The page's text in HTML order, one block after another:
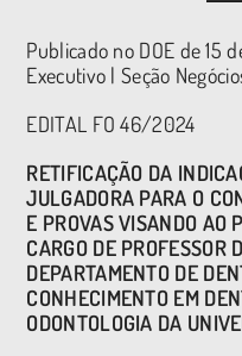
Publicado no DOE de 15
Executivo | Seção
EDITAL FO 46/2024
RETIFICAÇÃO DA
JULGADORA PARA O
E PROVAS VISANDO AO
CARGO DE PROFESSOR
DEPARTAMENTO DE
CONHECIMENTO EM
ODONTOLOGIA DA